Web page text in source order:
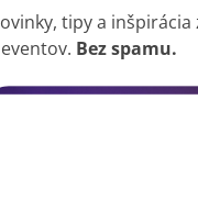
tipy a
Bez spamu.